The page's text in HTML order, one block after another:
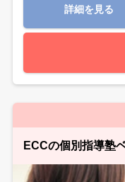
詳細を見る
ECCの個別指導塾